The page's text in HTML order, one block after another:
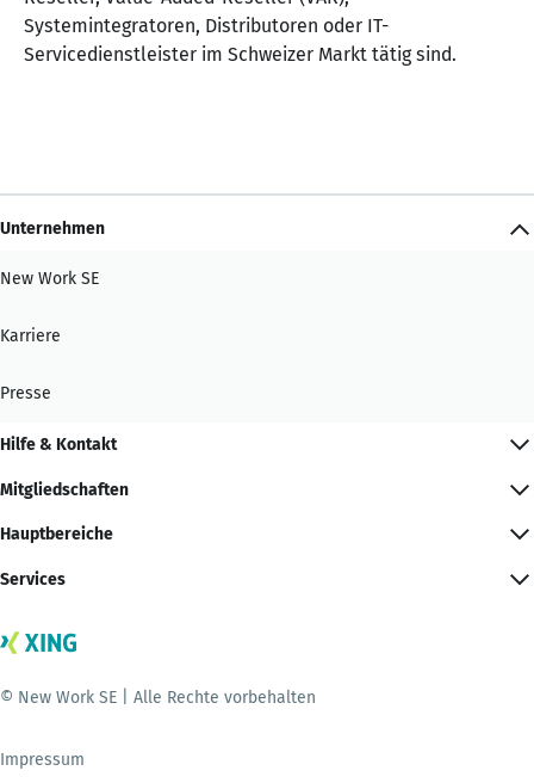
Systemintegratoren, Distributoren oder IT-
Servicedienstleister im Schweizer Markt tätig sind.
Unternehmen
New Work SE
Karriere
Presse
Hilfe & Kontakt
Mitgliedschaften
Hauptbereiche
Services
© New Work SE | Alle Rechte vorbehalten
Impressum